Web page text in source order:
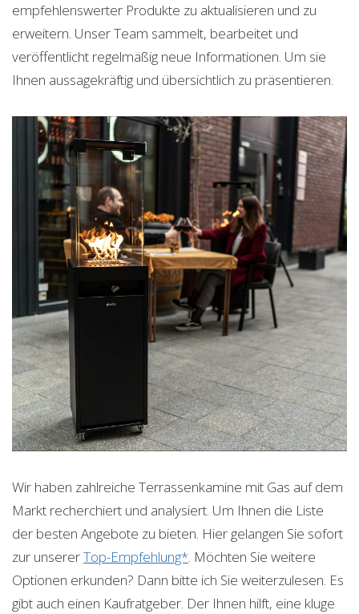
empfehlenswerter Produkte zu aktualisieren und zu
erweitern. Unser Team sammelt, bearbeitet und
veröffentlicht regelmäßig neue Informationen. Um sie
Ihnen aussagekräftig und übersichtlich zu präsentieren.
Wir haben zahlreiche Terrassenkamine mit Gas auf dem
Markt recherchiert und analysiert. Um Ihnen die Liste
der besten Angebote zu bieten. Hier gelangen Sie sofort
zur unsererTop-Empfehlung*. Möchten Sie weitere
Optionen erkunden? Dann bitte ich Sie weiterzulesen. Es
gibt auch einen Kaufratgeber. Der Ihnen hilft, eine kluge